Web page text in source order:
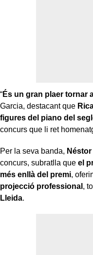
“És un gran plaer tornar
Garcia, destacant que
figures del piano del
concurs que li ret
Per la seva banda,
concurs, subratlla que el
més enllà del premi,
projecció professional ,
Lleida.